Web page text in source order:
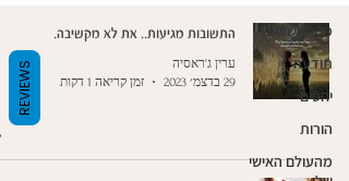
כל הנושאים
תודעה
יחסים
הורות
מהעולם האישי
התשובות מגיעות.. את לא מקשיבה.
ערין ג'ראסיה
29 בדצמ׳ 2023
זמן קריאה 1 דקות REVIEWS